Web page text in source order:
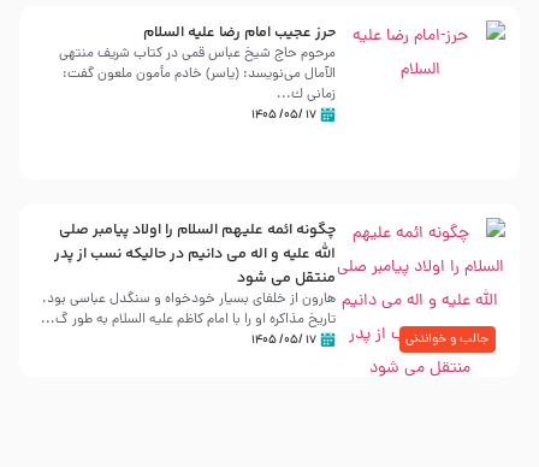
حرز عجیب امام رضا علیه السلام
مرحوم حاج شیخ عباس قمی در کتاب شریف منتهی
الآمال می‌نویسد: (ياسر) خادم مأمون ملعون گفت:
زمانى ك...
۱۷ /۰۵/ ۱۴۰۵
جالب و خواندنی
چگونه ائمه علیهم السلام را اولاد پیامبر صلی
الله علیه و اله می دانیم در حالیکه نسب از پدر
منتقل می شود
هارون از خلفای بسیار خودخواه و سنگدل عباسی بود.
تاریخ مذاکره او را با امام کاظم علیه السلام به طور گ...
۱۷ /۰۵/ ۱۴۰۵